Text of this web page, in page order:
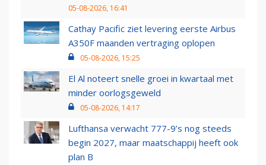
05-08-2026, 16:41
Cathay Pacific ziet levering eerste Airbus
A350F maanden vertraging oplopen
05-08-2026, 15:25
El Al noteert snelle groei in kwartaal met
minder oorlogsgeweld
05-08-2026, 14:17
Lufthansa verwacht 777-9’s nog steeds
begin 2027, maar maatschappij heeft ook
plan B